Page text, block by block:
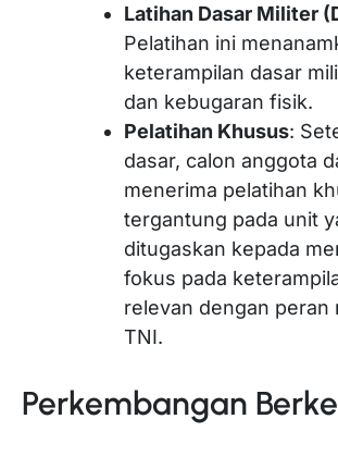
Latihan Dasar Militer
Pelatihan ini
keterampilan dasar
dan kebugaran fisik.
Pelatihan Khusus:
dasar, calon anggota
menerima pelatihan
tergantung pada unit
ditugaskan kepada
fokus pada
relevan dengan peran
TNI.
Perkembangan